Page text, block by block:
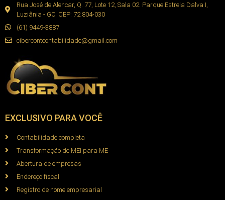
Rua José de Alencar, Q. 77, Lote 12, Sala 02. Parque Estrela Dalva I,
Luziânia - GO. CEP: 72.804-030
(61) 9449-3887
cibercontcontabilidade@gmail.com
EXCLUSIVO PARA VOCÊ
Contabilidade completa
Transformação de MEI para ME
Abertura de empresas
Endereço fiscal
Registro de nome empresarial